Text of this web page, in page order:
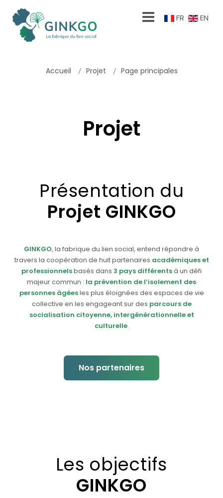
FR EN
Accueil Projet Page principales
Projet
Présentation du
Projet GINKGO
GINKGO, la fabrique du lien social, entend répondre à
travers la coopération de huit partenaires académiques et
professionnelsbasés dans 3 pays différentsà un défi
majeur commun : la prévention de l’isolement des
personnes âgéesles plus éloignées des espaces de vie
collective en les engageant sur des parcours de
socialisation citoyenne, intergénérationnelle et
culturelle.
Nos partenaires
Les objectifs
GINKGO